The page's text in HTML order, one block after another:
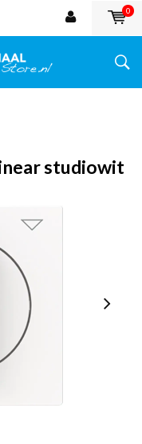
0
studiowit